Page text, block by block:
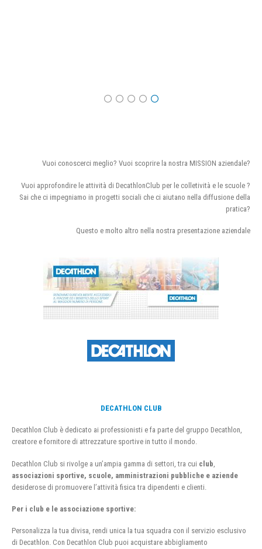
Vuoi conoscerci meglio? Vuoi scoprire la nostra MISSION aziendale?
Vuoi approfondire le attività di DecathlonClub per le colletività e le scuole ?
Sai che ci impegniamo in progetti sociali che ci aiutano nella diffusione della
pratica?
Questo e molto altro nella nostra presentazione aziendale
DECATHLON CLUB
Decathlon Club è dedicato ai professionisti e fa parte del gruppo Decathlon,
creatore e fornitore di attrezzature sportive in tutto il mondo.
Decathlon Club si rivolge a un’ampia gamma di settori, tra cui club
associazioni sportive, scuole, amministrazioni pubbliche e aziende
desiderose di promuovere l’attività fisica tra dipendenti e clienti.
Per i club e le associazione sportive:
Personalizza la tua divisa, rendi unica la tua squadra con il servizio esclusivo
di Decathlon. Con Decathlon Club puoi acquistare abbigliamento